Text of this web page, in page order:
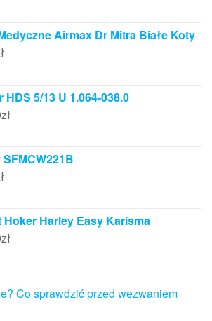
Airmax Dr Mitra Białe Koty
HDS 5/13 U 1.064-038.0
zł
Hoker Harley Easy Karisma
zł
Co sprawdzić przed wezwaniem